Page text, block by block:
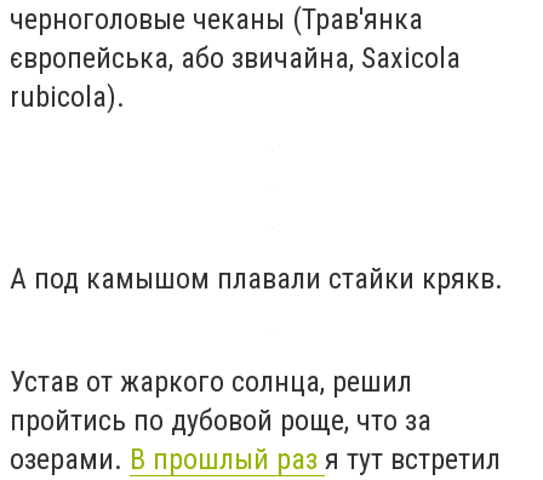
черноголовые чеканы (Трав'янка
європейська, або звичайна, Saxicola
rubicola).
А под камышом плавали стайки крякв.
Устав от жаркого солнца, решил
пройтись по дубовой роще, что за
озерами. В прошлый раз я тут встретил